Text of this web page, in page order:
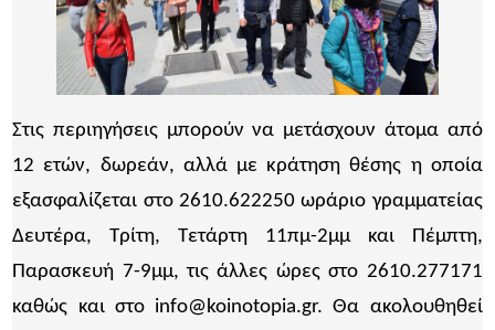
Στις περιηγήσεις μπορούν να μετάσχουν άτομα από
12 ετών, δωρεάν, αλλά με κράτηση θέσης η οποία
εξασφαλίζεται στο 2610.622250 ωράριο γραμματείας
Δευτέρα, Τρίτη, Τετάρτη 11πμ-2μμ και Πέμπτη,
Παρασκευή 7-9μμ, τις άλλες ώρες στο 2610.277171
καθώς και στο info@koinotopia.gr. Θα ακολουθηθεί